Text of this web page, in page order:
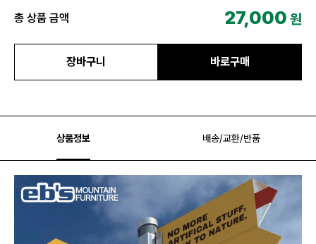
총 상품 금액 27,000 원
장바구니 바로구매
상품정보 배송/교환/반품